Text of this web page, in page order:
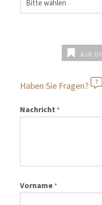
AUF
Haben Sie Fragen?
Nachricht*
Vorname*